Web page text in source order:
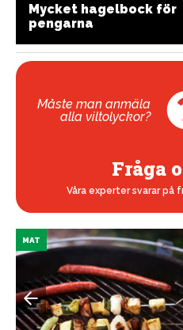
Mycket hagelbock för
pengarna
Måste man anmäla
alla viltolyckor?
Fråga
Våra experter svarar på
MAT